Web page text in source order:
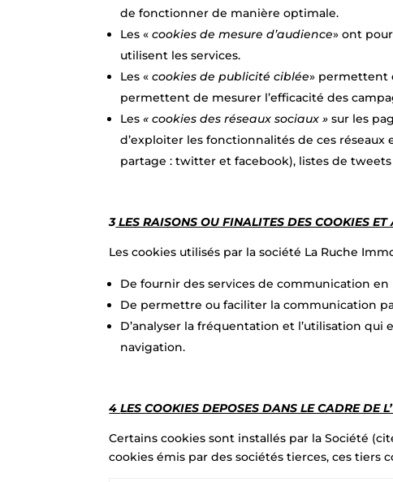
de fonctionner de manière optimale.
Les «cookies de mesure d’audience» ont
utilisent les services.
Les «cookies de publicité ciblée» permettent
permettent de mesurer l’efficacité des
Les« cookies des réseaux sociaux »sur les
d’exploiter les fonctionnalités de ces
partage : twitter et facebook), listes de
3LES RAISONS OU FINALITES DES COOKIES
Les cookies utilisés par la société La Ruche
De fournir des services de communication en
De permettre ou faciliter la communication
D’analyser la fréquentation et l’utilisation qui
navigation.
4LES COOKIES DEPOSES DANS LE CADRE DE
Certains cookies sont installés par la Société
cookies émis par des sociétés tierces, ces